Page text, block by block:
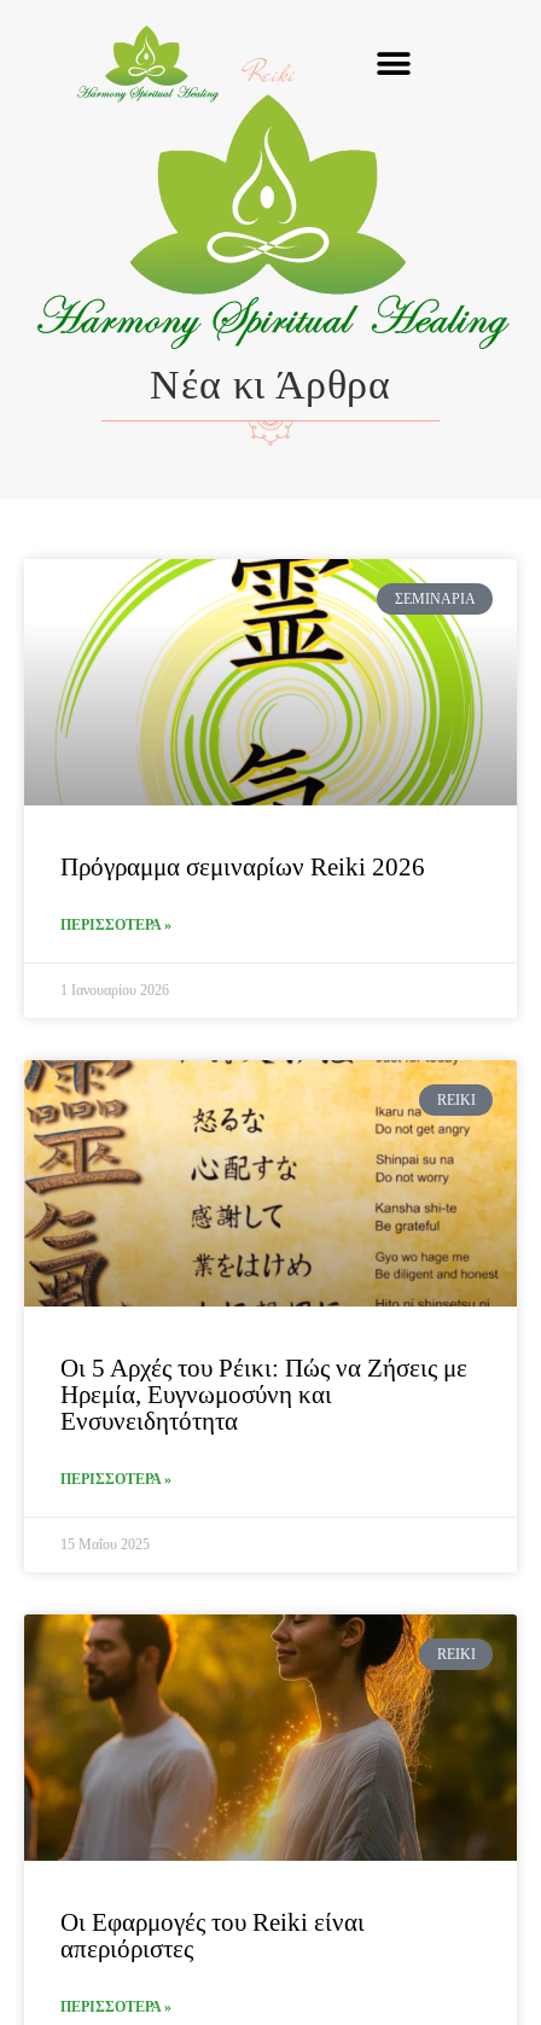
Reiki
Νέα κι Άρθρα
ΣΕΜΙΝΆΡΙΑ
Πρόγραμμα σεμιναρίων Reiki 2026
ΠΕΡΙΣΣΟΤΕΡΑ »
1 Ιανουαρίου 2026
REIKI
Οι 5 Αρχές του Ρέικι: Πώς να Ζήσεις με
Ηρεμία, Ευγνωμοσύνη και
Ενσυνειδητότητα
ΠΕΡΙΣΣΟΤΕΡΑ »
15 Μαΐου 2025
REIKI
Οι Εφαρμογές του Reiki είναι
απεριόριστες
ΠΕΡΙΣΣΟΤΕΡΑ »